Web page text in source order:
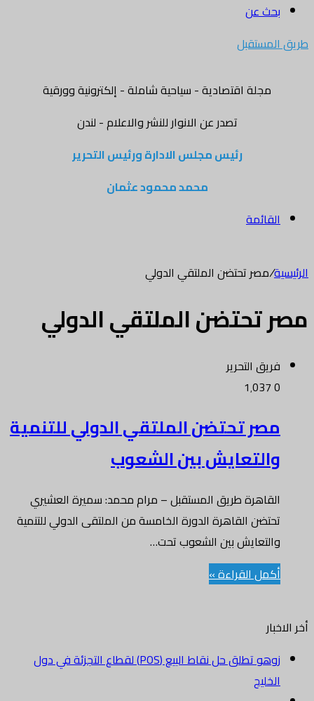
بحث عن
طريق المستقبل
مجلة اقتصادية - سياحية شاملة - إلكترونية وورقية
تصدر عن الانوار للنشر والاعلام - لندن
رئيس مجلس الادارة ورئيس التحرير
محمد محمود عثمان
القائمة
الرئيسية/مصر تحتضن الملتقي الدولي
مصر تحتضن الملتقي الدولي
فريق التحرير
0
مصر تحتضن الملتقي الدولي للتنمية
والتعايش بين الشعوب
القاهرة طريق المستقبل – مرام محمد: سميرة العشيري
تحتضن القاهرة الدورة الخامسة من الملتقى الدولي للتنمية
والتعايش بين الشعوب تحت…
أكمل القراءة »
أخر الاخبار
زوهو تطلق حل نقاط البيع (POS) لقطاع التجزئة في دول
الخليج